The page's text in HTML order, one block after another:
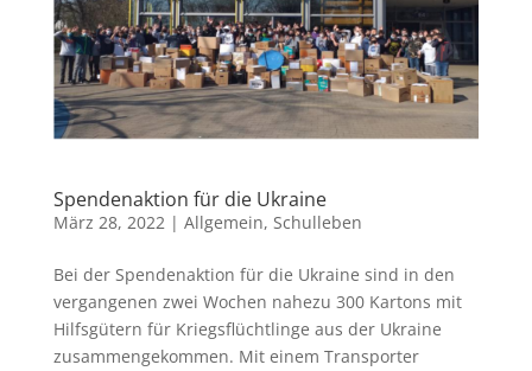
Spendenaktion für die Ukraine
März 28, 2022| Allgemein, Schulleben
Bei der Spendenaktion für die Ukraine sind in den
vergangenen zwei Wochen nahezu 300 Kartons mit
Hilfsgütern für Kriegsflüchtlinge aus der Ukraine
zusammengekommen. Mit einem Transporter